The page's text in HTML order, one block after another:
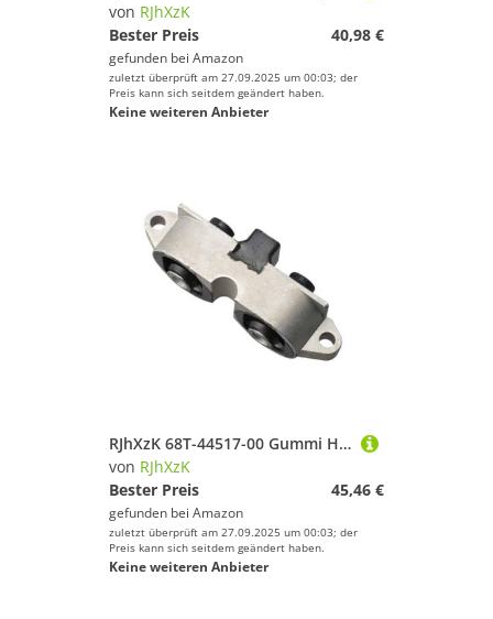
von RJhXzK
Bester Preis
40,98 €
gefunden bei Amazon
zuletzt überprüft am 27.09.2025 um 00:03; der
Preis kann sich seitdem geändert haben.
Keine weiteren Anbieter
RJhXzK 68T-44517-00 Gummi Halterung Fit for ymh Außenbordmotor 68T-44517 68T-44517-0 68T44517 68T-44517-00-00 Boot Motor Teile
von RJhXzK
Bester Preis
45,46 €
gefunden bei Amazon
zuletzt überprüft am 27.09.2025 um 00:03; der
Preis kann sich seitdem geändert haben.
Keine weiteren Anbieter